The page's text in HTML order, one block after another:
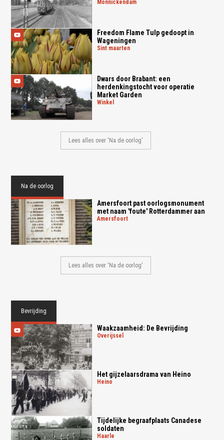
monnickendam
Freedom Flame Tulp gedoopt in
Wageningen
sint maarten
Dwars door Brabant: een
herdenkingstocht voor operatie
Market Garden
winkel
Lees alles over 'Na de oorlog'
Na de oorlog
Amersfoort past oorlogsmonument
met naam 'foute' Rotterdammer aan
amersfoort
Lees alles over 'Na de oorlog'
Bevrijding
Waakzaamheid: De Bevrijding
overijssel
Het gijzelaarsdrama van Heino
heino
Tijdelijke begraafplaats Canadese
soldaten
haarle